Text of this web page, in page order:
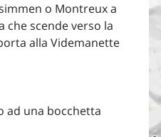
o Montreux a
che scende verso la
alla Videmanette
ad una bocchetta